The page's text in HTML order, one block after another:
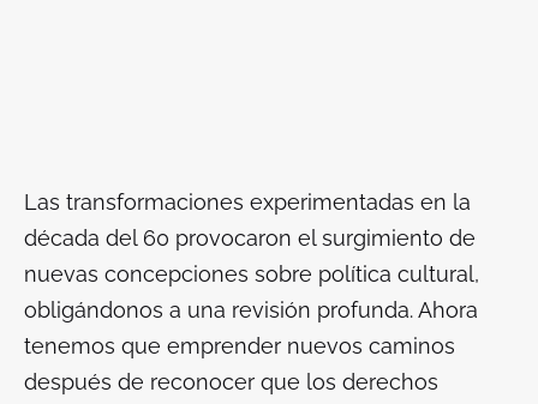
Las transformaciones experimentadas en la
década del 60 provocaron el surgimiento de
nuevas concepciones sobre política cultural,
obligándonos a una revisión profunda. Ahora
tenemos que emprender nuevos caminos
después de reconocer que los derechos